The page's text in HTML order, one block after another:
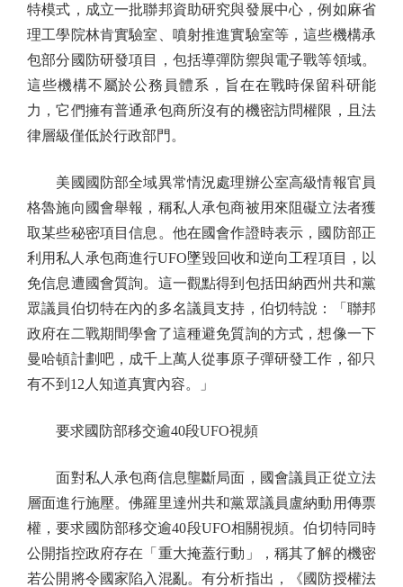
特模式，成立一批聯邦資助研究與發展中心，例如麻省
理工學院林肯實驗室、噴射推進實驗室等，這些機構承
包部分國防研發項目，包括導彈防禦與電子戰等領域。
這些機構不屬於公務員體系，旨在在戰時保留科研能
力，它們擁有普通承包商所沒有的機密訪問權限，且法
律層級僅低於行政部門。
美國國防部全域異常情況處理辦公室高級情報官員
格魯施向國會舉報，稱私人承包商被用來阻礙立法者獲
取某些秘密項目信息。他在國會作證時表示，國防部正
利用私人承包商進行UFO墜毀回收和逆向工程項目，以
免信息遭國會質詢。這一觀點得到包括田納西州共和黨
眾議員伯切特在內的多名議員支持，伯切特說：「聯邦
政府在二戰期間學會了這種避免質詢的方式，想像一下
曼哈頓計劃吧，成千上萬人從事原子彈研發工作，卻只
有不到12人知道真實內容。」
要求國防部移交逾40段UFO視頻
面對私人承包商信息壟斷局面，國會議員正從立法
層面進行施壓。佛羅里達州共和黨眾議員盧納動用傳票
權，要求國防部移交逾40段UFO相關視頻。伯切特同時
公開指控政府存在「重大掩蓋行動」，稱其了解的機密
若公開將令國家陷入混亂。有分析指出，《國防授權法